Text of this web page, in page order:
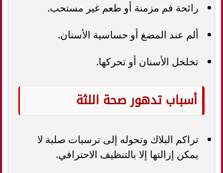
رائحة فم مزمنة أو طعم غير مستحب.
ألم عند المضغ أو حساسية الأسنان.
تخلخل الأسنان أو تحركها.
أسباب تدهور صحة اللثة
تراكم البلاك وتحوله إلى ترسبات صلبة لا
يمكن إزالتها إلا بالتنظيف الاحترافي.